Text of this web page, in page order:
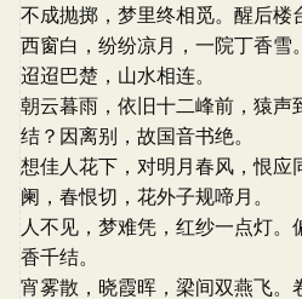
不成抛掷，梦里终相觅。醒后楼
西窗白，纷纷凉月，一院丁香雪
迢迢巴楚，山水相连。
朝云暮雨，依旧十二峰前，猿声
结？因离别，故国音书绝。
想佳人花下，对明月春风，恨应
阑，春恨切，花外子规啼月。
人不见，梦难凭，红纱一点灯。
香千结。
宵雾散，晓霞晖，梁间双燕飞。